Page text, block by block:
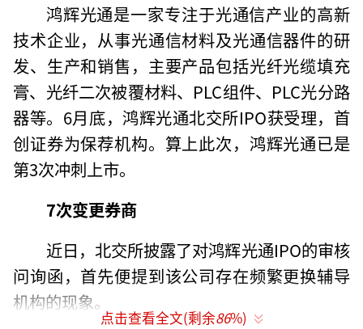
鸿辉光通是一家专注于光通信产业的高新
技术企业，从事光通信材料及光通信器件的研
发、生产和销售，主要产品包括光纤光缆填充
膏、光纤二次被覆材料、PLC组件、PLC光分路
器等。6月底，鸿辉光通北交所IPO获受理，首
创证券为保荐机构。算上此次，鸿辉光通已是
第3次冲刺上市。
7次变更券商
近日，北交所披露了对鸿辉光通IPO的审核
问询函，首先便提到该公司存在频繁更换辅导
机构的现象。
点击查看全文(剩余86%)